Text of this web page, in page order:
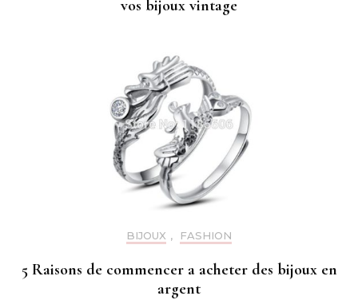
vos bijoux vintage
BIJOUX , FASHION
5 Raisons de commencer a acheter des bijoux en
argent